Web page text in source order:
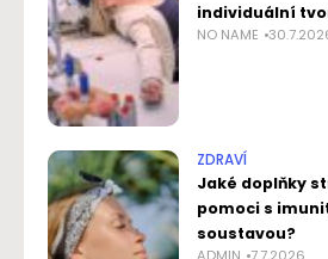
individuální
NO NAME
ZDRAVÍ
Jaké doplňky
pomoci s
soustavou?